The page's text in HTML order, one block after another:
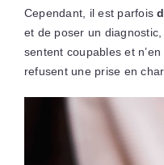
Cependant, il est parfois
et de poser un
sentent coupables et
refusent une prise en